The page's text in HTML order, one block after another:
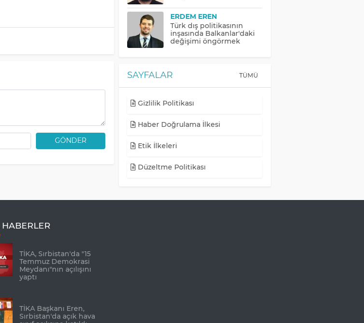
GÖNDER
ERDEM EREN
Türk dış politikasının
inşasında Balkanlar'daki
değişimi öngörmek
SAYFALAR TÜMÜ
Gizlilik Politikası
Haber Doğrulama İlkesi
Etik İlkeleri
Düzeltme Politikası
HABERLER
TİKA, Sırbistan'da "15
Temmuz Demokrasi
Meydanı"nın açılışını
yaptı
TİKA Başkanı Eren,
Sırbistan'da açık hava